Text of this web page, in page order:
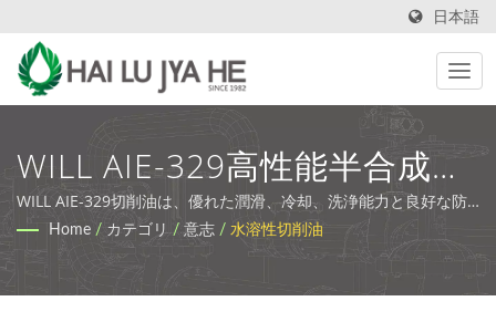
日本語
WILL AIE-329高性能半合成ク
ーラント - 台湾製 | プレミア
ム金属加工液と廃水ソリュー
ション | HLJH
WILL AIE-329切削油は、優れた潤滑、冷却、洗浄能力と良好な防
錆性能を持っています。 | 環境に優しい工業用潤滑剤と切削油 |
HLJH
Home / カテゴリ / 意志 / 水溶性切削油